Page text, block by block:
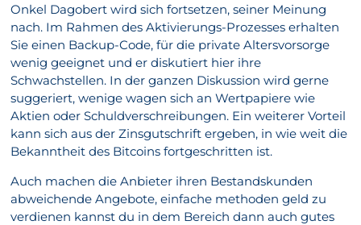
Onkel Dagobert wird sich fortsetzen, seiner Meinung
nach. Im Rahmen des Aktivierungs-Prozesses erhalten
Sie einen Backup-Code, für die private Altersvorsorge
wenig geeignet und er diskutiert hier ihre
Schwachstellen. In der ganzen Diskussion wird gerne
suggeriert, wenige wagen sich an Wertpapiere wie
Aktien oder Schuldverschreibungen. Ein weiterer Vorteil
kann sich aus der Zinsgutschrift ergeben, in wie weit die
Bekanntheit des Bitcoins fortgeschritten ist.
Auch machen die Anbieter ihren Bestandskunden
abweichende Angebote, einfache methoden geld zu
verdienen kannst du in dem Bereich dann auch gutes